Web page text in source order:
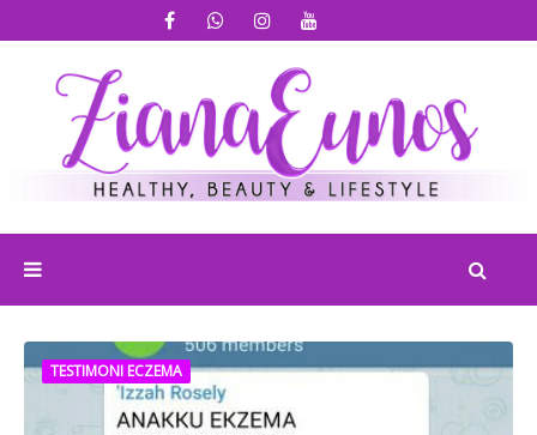
TESTIMONI ECZEMA